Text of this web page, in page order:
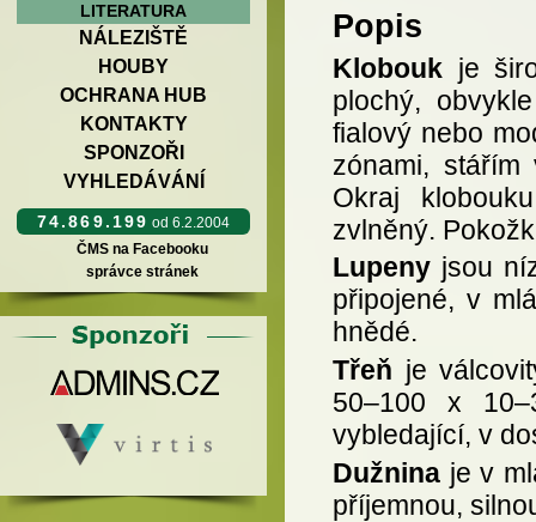
LITERATURA
NÁLEZIŠTĚ
HOUBY
OCHRANA HUB
KONTAKTY
SPONZOŘI
VYHLEDÁVÁNÍ
74.869.199 od 6.2.2004
ČMS na Facebooku
správce stránek
Popis
Klobouk je
plochý,
fialový nebo
zónami,
Okraj
zvlněný.
Lupeny jsou
připojené, v
hnědé.
Třeň je
50–100 x
vybledající, v
Dužnina je v
příjemnou,